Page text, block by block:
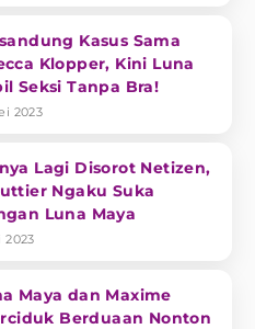
Kasus Sama
Klopper, Kini Luna
Seksi Tanpa Bra!
2023
Lagi Disorot Netizen,
Ngaku Suka
Luna Maya
2023
Maya dan Maxime
Berduaan Nonton